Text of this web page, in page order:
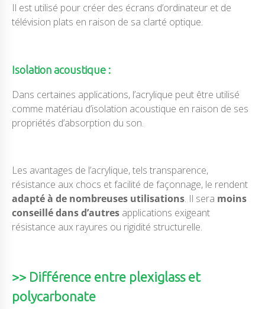
Il est utilisé pour créer des écrans d’ordinateur et de
télévision plats en raison de sa clarté optique.
Isolation acoustique :
Dans certaines applications, l’acrylique peut être utilisé
comme matériau d’isolation acoustique en raison de ses
propriétés d’absorption du son.
Les avantages de l’acrylique, tels transparence,
résistance aux chocs et facilité de façonnage, le rendent
adapté à de nombreuses utilisations. Il sera moins
conseillé dans d’autres applications exigeant
résistance aux rayures ou rigidité structurelle.
>> Différence entre plexiglass et
polycarbonate